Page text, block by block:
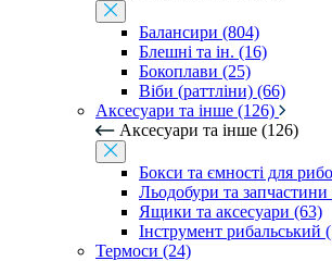
Балансири (804)
Блешні та ін. (16)
Бокоплави (25)
Віби (раттліни) (66)
Аксесуари та інше (126)
Аксесуари та інше (126)
Бокси та ємності для
Льодобури та запчастини
Ящики та аксесуари (63)
Інструмент рибальський
Термоси (24)